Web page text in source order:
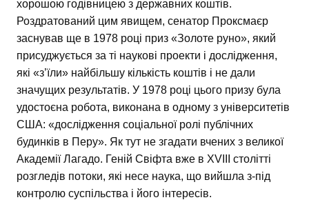
хорошою годівницею з державних коштів.
Роздратований цим явищем, сенатор Проксмаєр
заснував ще в 1978 році приз «Золоте руно», який
присуджується за ті наукові проекти і дослідження,
які «з’їли» найбільшу кількість коштів і не дали
значущих результатів. У 1978 році цього призу була
удостоєна робота, виконана в одному з університетів
США: «дослідження соціальної ролі публічних
будинків в Перу». Як тут не згадати вчених з великої
Академії Лагадо. Геній Свіфта вже в XVIII столітті
розгледів потоки, які несе наука, що вийшла з-під
контролю суспільства і його інтересів.